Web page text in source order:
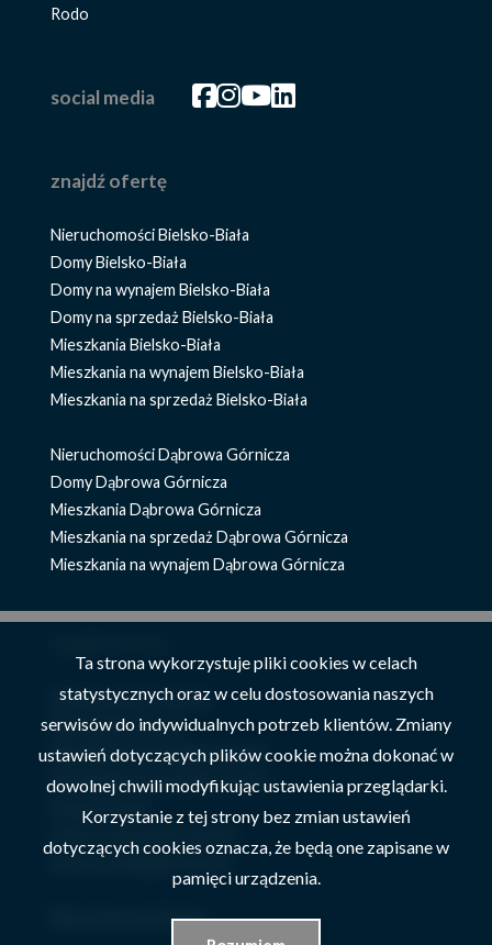
Rodo
social media Facebook
Facebook
Facebook
Facebook
znajdź ofertę
Nieruchomości Bielsko-Biała
Domy Bielsko-Biała
Domy na wynajem Bielsko-Biała
Domy na sprzedaż Bielsko-Biała
Mieszkania Bielsko-Biała
Mieszkania na wynajem Bielsko-Biała
Mieszkania na sprzedaż Bielsko-Biała
Nieruchomości Dąbrowa Górnicza
Domy Dąbrowa Górnicza
Mieszkania Dąbrowa Górnicza
Mieszkania na sprzedaż Dąbrowa Górnicza
Mieszkania na wynajem Dąbrowa Górnicza
Nieruchomości Szczyrk
Mieszkania Szczyrk
Mieszkania na wynajem Szczyrk
Mieszkania na sprzedaż Szczyrk
Domy Szczyrk
Domy na wynajem Szczyrk
Nieruchomości Żywiec
Ta strona wykorzystuje pliki cookies w celach
statystycznych oraz w celu dostosowania naszych
serwisów do indywidualnych potrzeb klientów. Zmiany
ustawień dotyczących plików cookie można dokonać w
dowolnej chwili modyfikując ustawienia przeglądarki.
Korzystanie z tej strony bez zmian ustawień
dotyczących cookies oznacza, że będą one zapisane w
pamięci urządzenia.